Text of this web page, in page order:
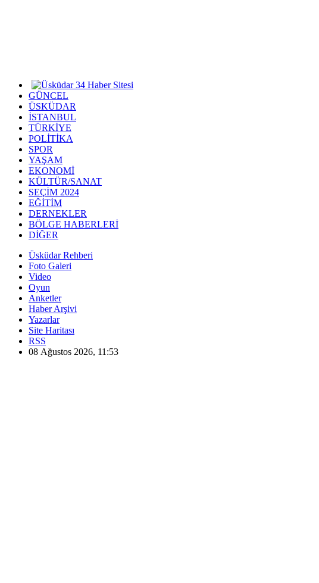
GÜNCEL
ÜSKÜDAR
İSTANBUL
TÜRKİYE
POLİTİKA
SPOR
YAŞAM
EKONOMİ
KÜLTÜR/SANAT
SEÇİM 2024
EĞİTİM
DERNEKLER
BÖLGE HABERLERİ
DİĞER
Üsküdar Rehberi
Foto Galeri
Video
Oyun
Anketler
Haber Arşivi
Yazarlar
Site Haritası
RSS
08 Ağustos 2026, 11:53